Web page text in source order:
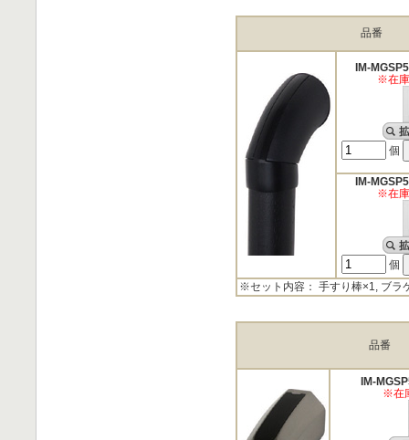
品番
IM-
※在
個
IM-
※在
個
※セット内容： 手すり棒×1, ブラ
品番
IM-
※在